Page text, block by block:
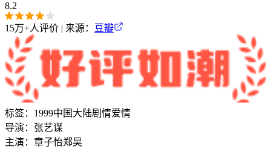
8.2
15万+人评价 | 来源： 豆瓣
标签： 1999中国大陆剧情爱情
导演： 张艺谋
主演： 章子怡郑昊